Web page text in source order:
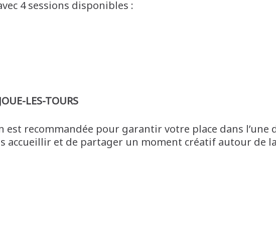
4 sessions disponibles :
LES-TOURS
est recommandée pour garantir votre place dans l’une
accueillir et de partager un moment créatif autour de la